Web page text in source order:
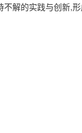
解的实践与创新,